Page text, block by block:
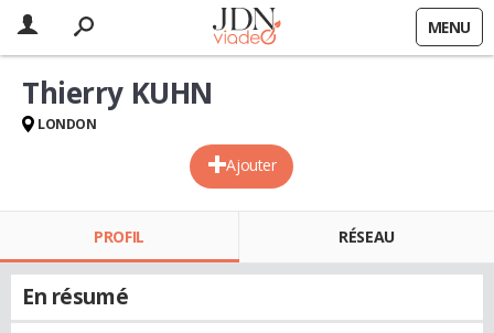
MENU
Ajouter
Thierry KUHN
LONDON
PROFIL RÉSEAU
En résumé